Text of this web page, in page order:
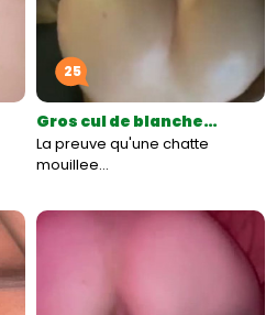
25
Gros cul de blanche…
La preuve qu'une chatte
mouillee…